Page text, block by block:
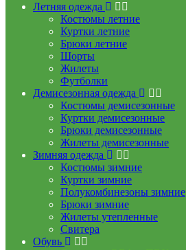
Летняя одежда
Костюмы летние
Куртки летние
Брюки летние
Шорты
Жилеты
Футболки
Демисезонная одежда
Костюмы демисезонные
Куртки демисезонные
Брюки демисезонные
Жилеты демисезонные
Зимняя одежда
Костюмы зимние
Куртки зимние
Полукомбинезоны зимние
Брюки зимние
Жилеты утепленные
Свитера
Обувь